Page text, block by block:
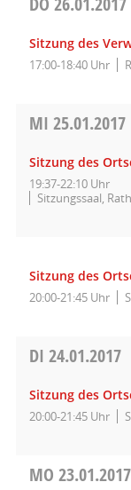
Sitzung des
17:00-18:40 Uhr
MI 25.01.2017
Sitzung des
19:37-22:10 Uhr
Sitzungssaal,
Sitzung des
20:00-21:45 Uhr
DI 24.01.2017
Sitzung des
20:00-21:45 Uhr
MO 23.01.2017